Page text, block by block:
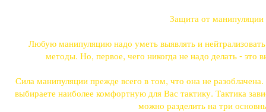
Защита от манипуляции
Любую манипуляцию надо уметь выявлять и
методы. Но, первое, чего никогда не надо делать - это
Сила манипуляции прежде всего в том, что она не
выбираете наиболее комфортную для Вас тактику. Тактика
можно разделить на три